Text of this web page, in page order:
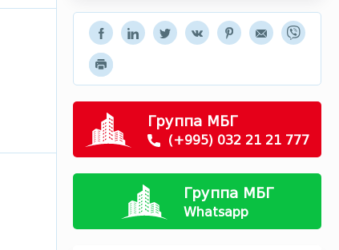
Группа МБГ
(+995) 032 21 21 777
Группа МБГ
Whatsapp